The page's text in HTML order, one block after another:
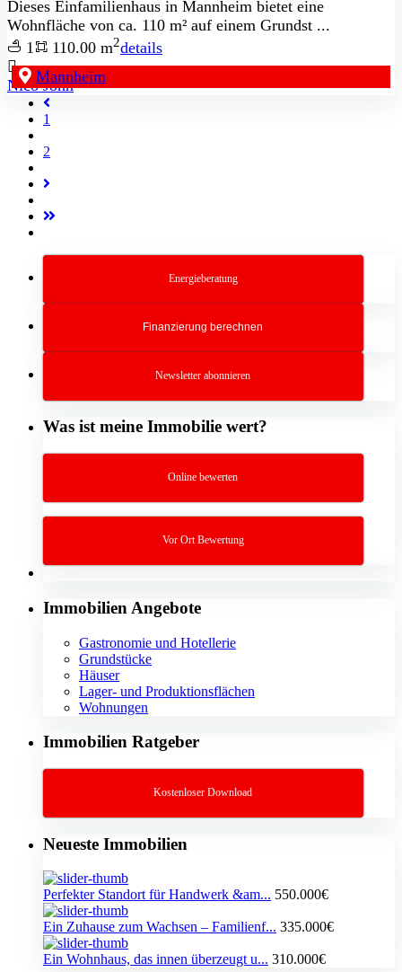
Mannheim
Dieses Einfamilienhaus in Mannheim bietet eine
Wohnfläche von ca. 110 m² auf einem Grundst ...
1
110.00 m2details
Nico John
1
2
Energieberatung
Finanzierung berechnen
Newsletter abonnieren
Was ist meine Immobilie wert?
Online bewerten
Vor Ort Bewertung
Immobilien Angebote
Gastronomie und Hotellerie
Grundstücke
Häuser
Lager- und Produktionsflächen
Wohnungen
Immobilien Ratgeber
Kostenloser Download
Neueste Immobilien
Perfekter Standort für Handwerk &am... 550.000€
Ein Zuhause zum Wachsen – Familienf... 335.000€
Ein Wohnhaus, das innen überzeugt u... 310.000€